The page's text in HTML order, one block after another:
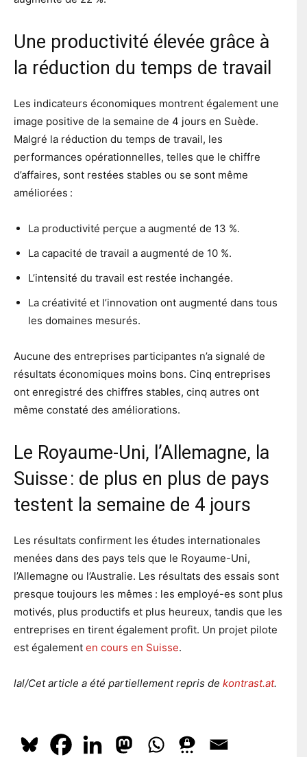
Une productivité élevée grâce à
la réduction du temps de travail
Les indicateurs économiques montrent également une
image positive de la semaine de 4 jours en Suède.
Malgré la réduction du temps de travail, les
performances opérationnelles, telles que le chiffre
d’affaires, sont restées stables ou se sont même
améliorées :
La productivité perçue a augmenté de 13 %.
La capacité de travail a augmenté de 10 %.
L’intensité du travail est restée inchangée.
La créativité et l’innovation ont augmenté dans tous
les domaines mesurés.
Aucune des entreprises participantes n’a signalé de
résultats économiques moins bons. Cinq entreprises
ont enregistré des chiffres stables, cinq autres ont
même constaté des améliorations.
Le Royaume-Uni, l’Allemagne, la
Suisse : de plus en plus de pays
testent la semaine de 4 jours
Les résultats confirment les études internationales
menées dans des pays tels que le Royaume-Uni,
l’Allemagne ou l’Australie. Les résultats des essais sont
presque toujours les mêmes : les employé-es sont plus
motivés, plus productifs et plus heureux, tandis que les
entreprises en tirent également profit. Un projet pilote
est également en cours en Suisse.
lal/Cet article a été partiellement repris de kontrast.at.